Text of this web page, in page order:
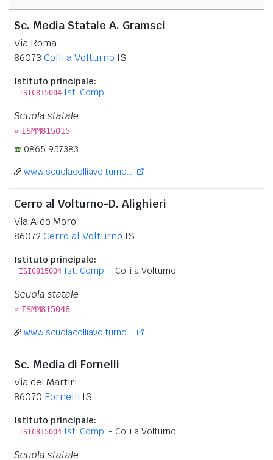
Sc. Media Statale A. Gramsci
Via Roma
86073 Colli a Volturno IS
Istituto principale:
ISIC815004 Ist. Comp.
Scuola statale
» ISMM815015
0865 957383
www.scuolacolliavolturno....
Cerro al Volturno-D. Alighieri
Via Aldo Moro
86072 Cerro al Volturno IS
Istituto principale:
ISIC815004 Ist. Comp. - Colli a Volturno
Scuola statale
» ISMM815048
www.scuolacolliavolturno....
Sc. Media di Fornelli
Via dei Martiri
86070 Fornelli IS
Istituto principale:
ISIC815004 Ist. Comp. - Colli a Volturno
Scuola statale